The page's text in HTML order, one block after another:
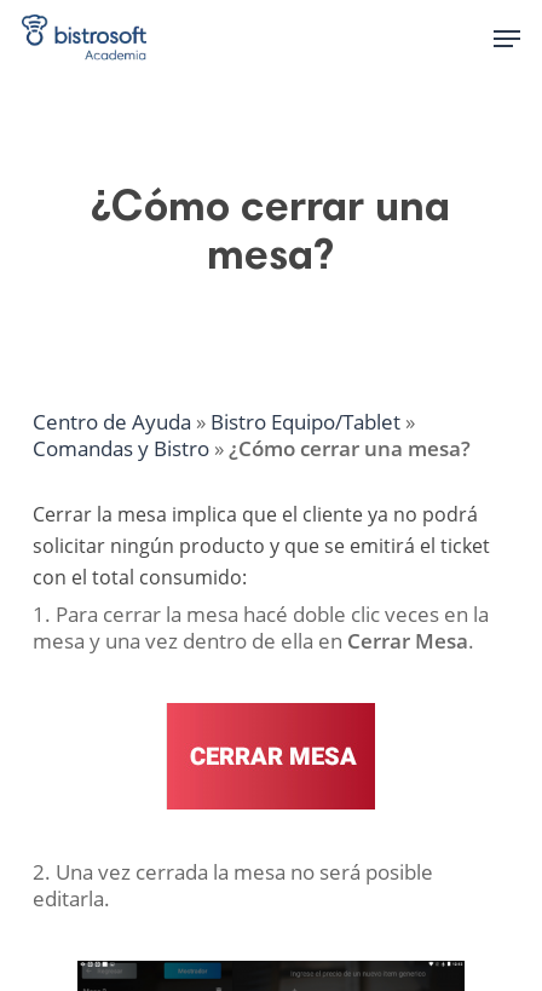
Skip
¿Cómo cerrar una
mesa?
Centro de Ayuda » Bistro Equipo/Tablet»
Comandas y Bistro»¿Cómo cerrar una mesa?
Cerrar la mesa implica que el cliente ya no podrá
solicitar ningún producto y que se emitirá el ticket
con el total consumido:
1. Para cerrar la mesa hacé doble clic veces en la
mesa y una vez dentro de ella en Cerrar Mesa.
2. Una vez cerrada la mesa no será posible
editarla.